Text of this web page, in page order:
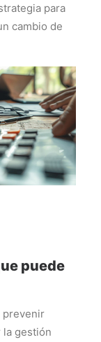
para
cambio de
puede
prevenir
gestión